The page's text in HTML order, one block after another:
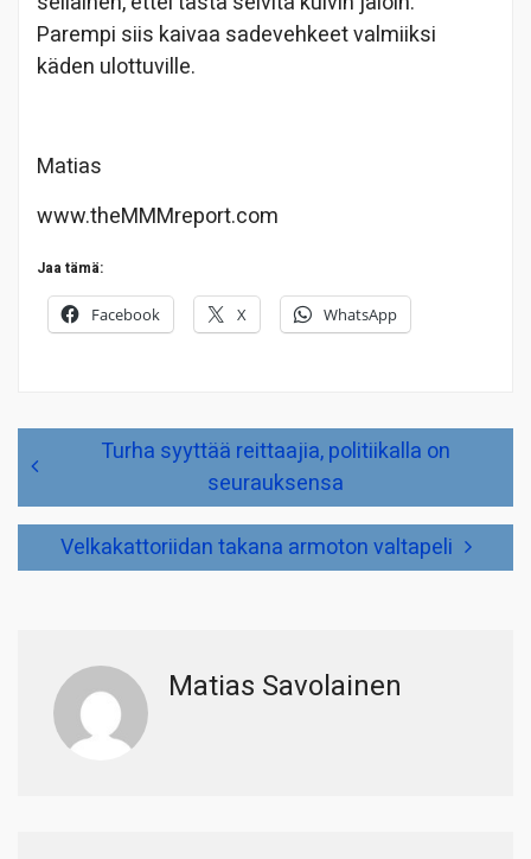
Parempi siis kaivaa sadevehkeet valmiiksi
käden ulottuville.
Matias
www.theMMMreport.com
Jaa tämä:
Facebook X WhatsApp
selaus
Turha syyttää reittaajia, politiikalla on
seurauksensa
Velkakattoriidan takana armoton valtapeli
Matias Savolainen